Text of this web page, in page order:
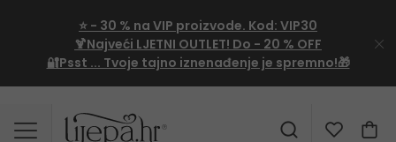
⭐ - 30 % na VIP proizvode. Kod: VIP30
🍹Najveći LJETNI OUTLET! Do - 20 % OFF
🔐Psst ... Tvoje tajno iznenađenje je spremno!🎁